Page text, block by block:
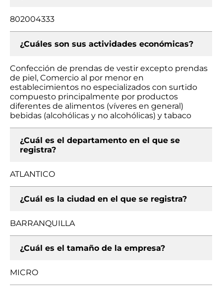
802004333
¿Cuáles son sus actividades económicas?
Confección de prendas de vestir excepto prendas
de piel, Comercio al por menor en
establecimientos no especializados con surtido
compuesto principalmente por productos
diferentes de alimentos (víveres en general)
bebidas (alcohólicas y no alcohólicas) y tabaco
¿Cuál es el departamento en el que se
registra?
ATLANTICO
¿Cuál es la ciudad en el que se registra?
BARRANQUILLA
¿Cuál es el tamaño de la empresa?
MICRO